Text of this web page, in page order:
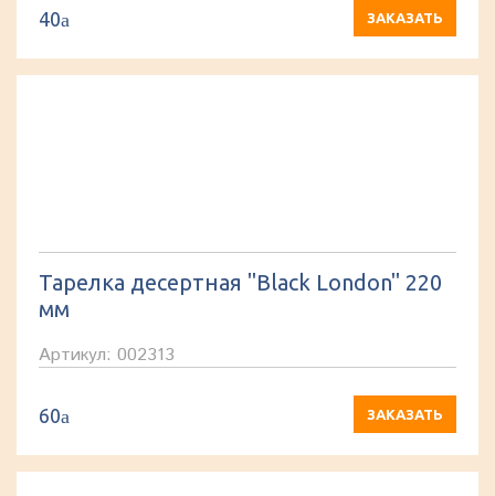
40a ЗАКАЗАТЬ
Тарелка десертная "Black London" 220
мм
Артикул: 002313
60a ЗАКАЗАТЬ